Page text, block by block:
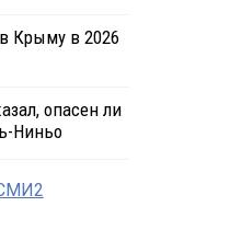
Крыму в 2026
опасен ли
Ниньо